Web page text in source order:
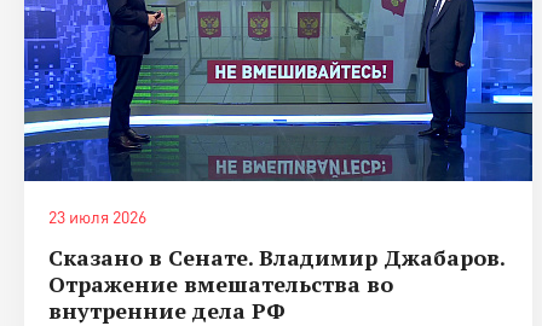
23 июля 2026
Сказано в Сенате. Владимир Джабаров.
Отражение вмешательства во
внутренние дела РФ